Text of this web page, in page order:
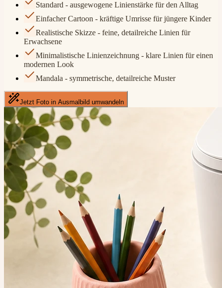
Standard - ausgewogene Linienstärke für den Alltag
Einfacher Cartoon - kräftige Umrisse für jüngere Kinder
Realistische Skizze - feine, detailreiche Linien für
Erwachsene
Minimalistische Linienzeichnung - klare Linien für einen
modernen Look
Mandala - symmetrische, detailreiche Muster
Jetzt Foto in Ausmalbild umwandeln